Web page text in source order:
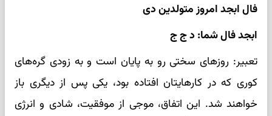
فال ابجد امروز متولدین دی
ابجد فال شما: د ج ج
تعبیر: روزهای سختی رو به پایان است و به زودی گره‌های
کوری که در کارهایتان افتاده بود، یکی پس از دیگری باز
خواهند شد. این اتفاق، موجی از موفقیت، شادی و انرژی